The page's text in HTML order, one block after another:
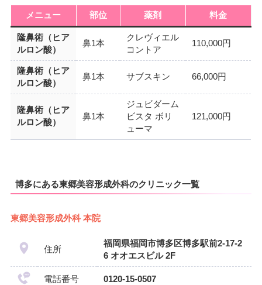
メニュー 部位 薬剤 料金
隆鼻術（ヒア
ルロン酸）
鼻1本
クレヴィエル
コントア
110,000円
隆鼻術（ヒア
ルロン酸）
鼻1本 サブスキン 66,000円
隆鼻術（ヒア
ルロン酸）
鼻1本
ジュビダーム
ビスタ ボリ
ューマ
121,000円
博多にある東郷美容形成外科のクリニック一覧
東郷美容形成外科 本院
住所
福岡県福岡市博多区博多駅前2-17-2
6 オオエスビル 2F
電話番号 0120-15-0507